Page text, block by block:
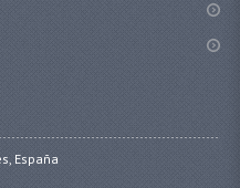
España